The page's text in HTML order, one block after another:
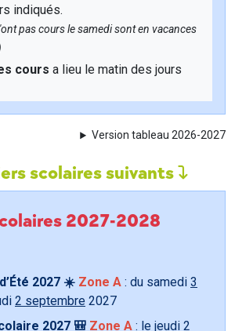
indiqués.
pas cours le samedi sont en vacances
cours a lieu le matin des jours
Version tableau 2026-2027
scolaires suivants
2027-2028
2027 ☀️ Zone A : du samedi 3
2 septembre 2027
2027 🎒 Zone A : le jeudi 2